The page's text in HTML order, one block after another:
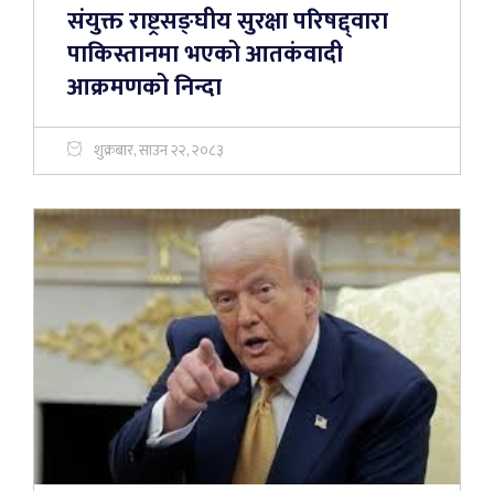
संयुक्त राष्ट्रसङ्घीय सुरक्षा परिषद्द्वारा
पाकिस्तानमा भएको आतकंवादी
आक्रमणको निन्दा
शुक्रबार, साउन २२, २०८३